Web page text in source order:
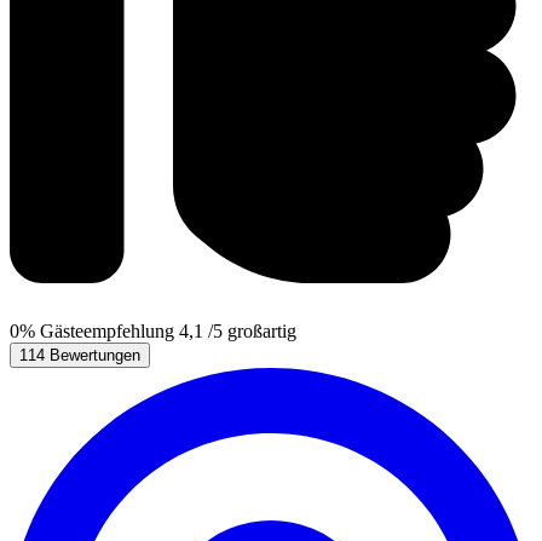
0% Gästeempfehlung 4,1 /5 großartig
114 Bewertungen